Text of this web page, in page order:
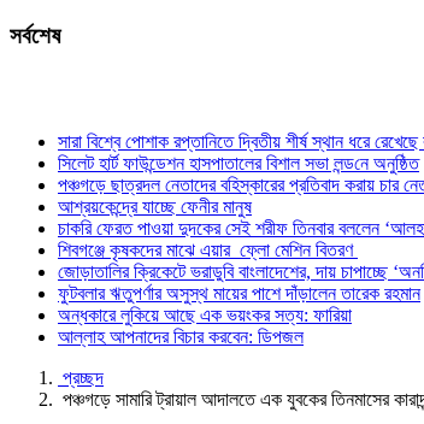
সর্বশেষ
সারা বিশ্বে পোশাক রপ্তানিতে দ্বিতীয় শীর্ষ স্থান ধরে রেখেছে
সিলেট হার্ট ফাউন্ডেশন হাসপাতালের বিশাল সভা লন্ড‌নে অনুষ্ঠিত
পঞ্চগড়ে ছাত্রদল নেতাদের বহিস্কারের প্রতিবাদ করায় চার
আশ্রয়কেন্দ্রে যাচ্ছে ফেনীর মানুষ
চাকরি ফেরত পাওয়া দুদকের সেই শরীফ তিনবার বললেন
শিবগঞ্জে কৃষকদের মাঝে এয়ার ফ্লো মেশিন বিতরণ
জোড়াতালির ক্রিকেটে ভরাডুবি বাংলাদেশের, দায় চাপাচ্ছে
ফুটবলার ঋতুপর্ণার অসুস্থ মায়ের পাশে দাঁড়ালেন তারেক রহমান
অন্ধকারে লুকিয়ে আছে এক ভয়ংকর সত্য: ফারিয়া
আল্লাহ আপনাদের বিচার করবেন: ডিপজল
প্রচ্ছদ
পঞ্চগড়ে সামারি ট্রায়াল আদালতে এক যুবকের তিনমাসের